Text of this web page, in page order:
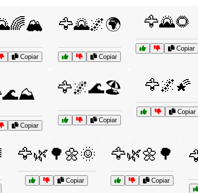
Copiar
🦅🌄🌌🌍
Copiar
🦅🌄🌻
Copiar
Copiar
🦅🌌🌊🏖️
Copiar
🦅🌌🌠
Copiar
🦅🌿🌳🌼🌞
Copiar
🦅🌿🌼🌳
Copiar